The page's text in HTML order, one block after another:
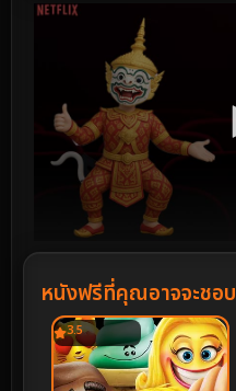
หนังฟรีที่คุณอาจจะชอบ
3.5